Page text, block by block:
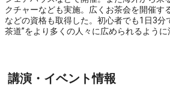
クチャーなども実施。広くお茶会を開催す
などの資格も取得した。初心者でも1日3分
茶道”をより多くの人々に広められるように
講演・イベント情報